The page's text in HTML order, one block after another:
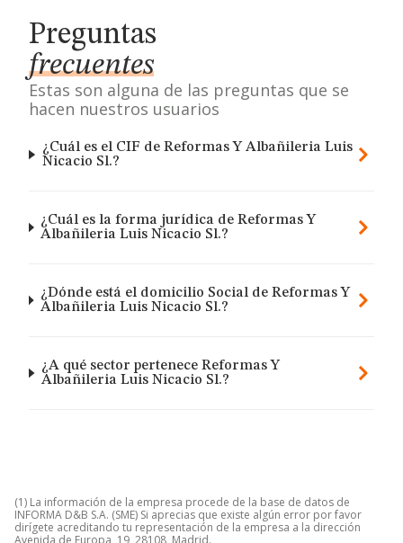
Preguntas
frecuentes
Estas son alguna de las preguntas que se
hacen nuestros usuarios
¿Cuál es el CIF de Reformas Y Albañileria Luis
Nicacio Sl.?
¿Cuál es la forma jurídica de Reformas Y
Albañileria Luis Nicacio Sl.?
¿Dónde está el domicilio Social de Reformas Y
Albañileria Luis Nicacio Sl.?
¿A qué sector pertenece Reformas Y
Albañileria Luis Nicacio Sl.?
(1) La información de la empresa procede de la base de datos de
INFORMA D&B S.A. (SME) Si aprecias que existe algún error por favor
dirígete acreditando tu representación de la empresa a la dirección
Avenida de Europa, 19, 28108, Madrid.